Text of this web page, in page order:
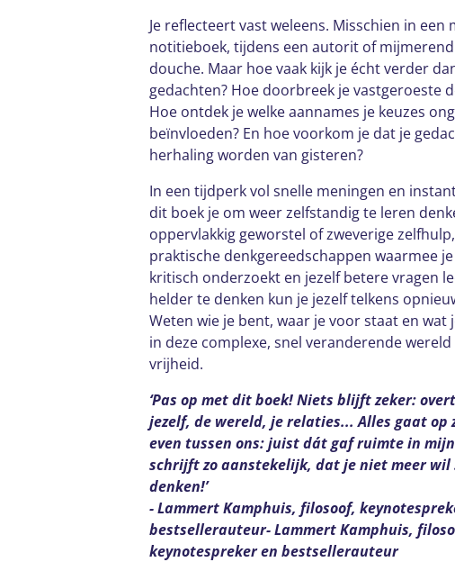
Je reflecteert vast weleens. Misschien in een
notitieboek, tijdens een autorit of
douche. Maar hoe vaak kijk je écht verder
gedachten? Hoe doorbreek je vastgeroeste
Hoe ontdek je welke aannames je keuzes
beïnvloeden? En hoe voorkom je dat je
herhaling worden van gisteren?
In een tijdperk vol snelle meningen en
dit boek je om weer zelfstandig te leren
oppervlakkig geworstel of zweverige
praktische denkgereedschappen waarmee
kritisch onderzoekt en jezelf betere vragen
helder te denken kun je jezelf telkens
Weten wie je bent, waar je voor staat en wat
in deze complexe, snel veranderende
vrijheid.
‘Pas op met dit boek! Niets blijft zeker:
jezelf, de wereld, je relaties... Alles gaat op
even tussen ons: juist dát gaf ruimte in
schrijft zo aanstekelijk, dat je niet meer wil
denken!’
- Lammert Kamphuis, filosoof,
bestsellerauteur- Lammert Kamphuis,
keynotespreker en bestsellerauteur